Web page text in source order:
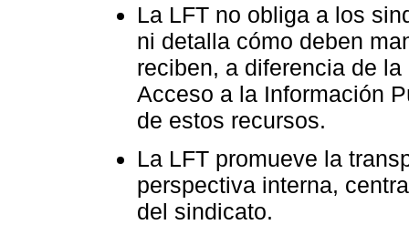
La LFT no obliga a los
ni detalla cómo deben
reciben, a diferencia de
Acceso a la Información
de estos recursos.
La LFT promueve la
perspectiva interna,
del sindicato.